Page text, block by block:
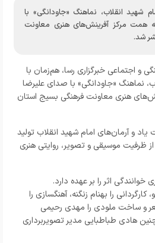
شهید انقلاب، نماهنگ «جاودانگی» با
همت مرکز آفرینش‌های هنری معاونت
شد.
و اجتماعی خبرگزاری رسا، هم‌زمان با
نماهنگ «جاودانگی» با صدای علیرضا
هنری معاونت فرهنگی بسیج استان
و آرمان‌های امام شهید انقلاب تولید
ظرفیت موسیقی و تصویر، روایتی هنری
خوانندگی اثر را بر عهده دارد.
را بهنام زنگنه، آهنگسازی را
و ساخت ملودی را مهدی رحیمی
هادی طباطبایی مدیر تصویربرداری